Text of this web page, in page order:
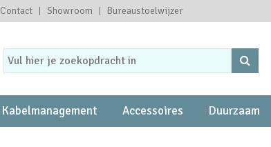
Contact Showroom Bureaustoelwijzer
Kabelmanagement Accessoires Duurzaam